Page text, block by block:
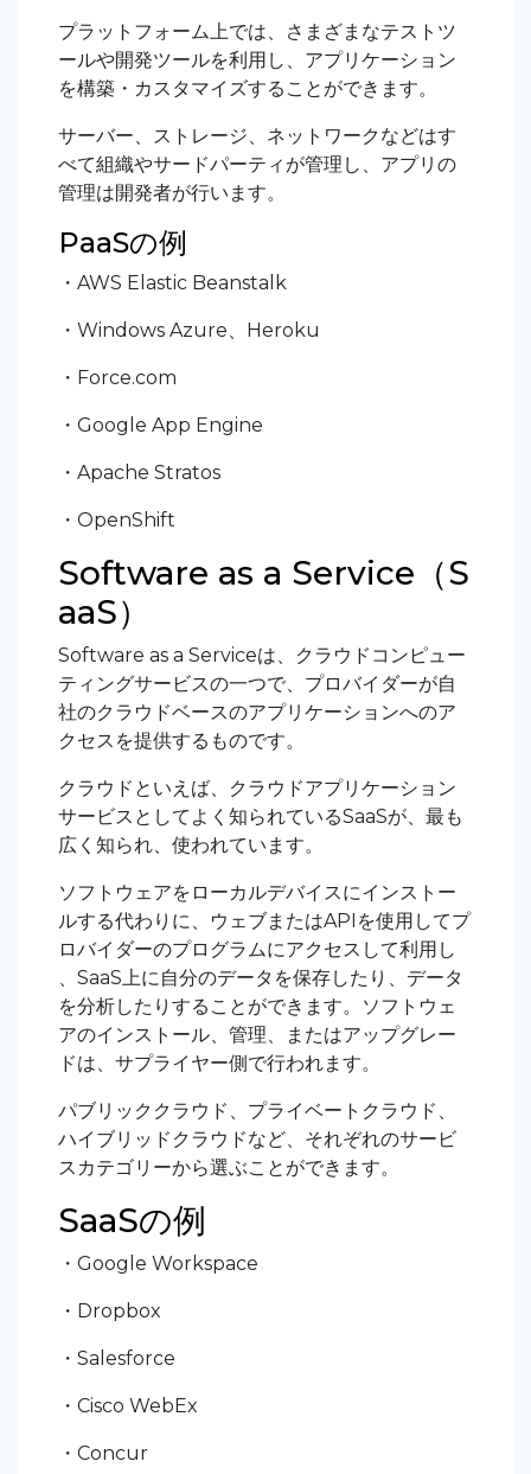
プラットフォーム上では、さまざまなテストツ
ールや開発ツールを利用し、アプリケーション
を構築・カスタマイズすることができます。
サーバー、ストレージ、ネットワークなどはす
べて組織やサードパーティが管理し、アプリの
管理は開発者が行います。
PaaSの例
・AWS Elastic Beanstalk
・Windows Azure、Heroku
・Force.com
・Google App Engine
・Apache Stratos
・OpenShift
Software as a Service（S
aaS）
Software as a Serviceは、クラウドコンピュー
ティングサービスの一つで、プロバイダーが自
社のクラウドベースのアプリケーションへのア
クセスを提供するものです。
クラウドといえば、クラウドアプリケーション
サービスとしてよく知られているSaaSが、最も
広く知られ、使われています。
ソフトウェアをローカルデバイスにインストー
ルする代わりに、ウェブまたはAPIを使用してプ
ロバイダーのプログラムにアクセスして利用し
、SaaS上に自分のデータを保存したり、データ
を分析したりすることができます。ソフトウェ
アのインストール、管理、またはアップグレー
ドは、サプライヤー側で行われます。
パブリッククラウド、プライベートクラウド、
ハイブリッドクラウドなど、それぞれのサービ
スカテゴリーから選ぶことができます。
SaaSの例
・Google Workspace
・Dropbox
・Salesforce
・Cisco WebEx
・Concur